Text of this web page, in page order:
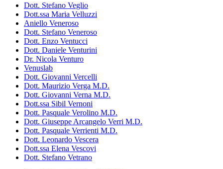
Dott. Stefano Veglio
Dott.ssa Maria Velluzzi
Aniello Veneroso
Dott. Stefano Veneroso
Dott. Enzo Ventucci
Dott. Daniele Venturini
Dr. Nicola Venturo
Venuslab
Dott. Giovanni Vercelli
Dott. Maurizio Verga M.D.
Dott. Giovanni Verna M.D.
Dott.ssa Sibil Vernoni
Dott. Pasquale Verolino M.D.
Dott. Giuseppe Arcangelo Verri M.D.
Dott. Pasquale Verrienti M.D.
Dott. Leonardo Vescera
Dott.ssa Elena Vescovi
Dott. Stefano Vetrano